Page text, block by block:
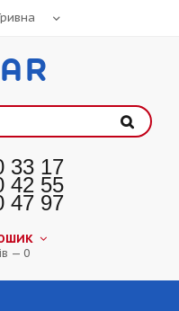
33 17
42 55
47 97
— 0